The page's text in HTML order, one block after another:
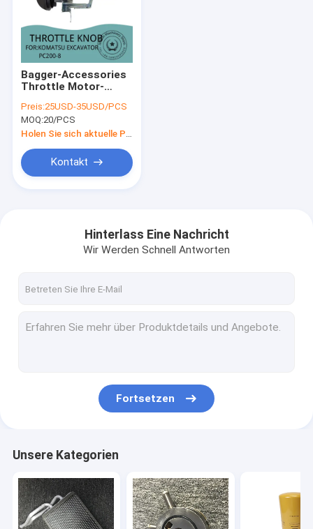
Zu Hause
Produkte
Videos
Bagger-Accessories
Throttle Motor-
KOMATSU PC200-8
Preis:25USD-35USD/PCS
MOQ:20/PCS
Kontakt
Hinterlass Eine Nachricht
Wir Werden Schnell Antworten
Fortsetzen
Unsere Kategorien